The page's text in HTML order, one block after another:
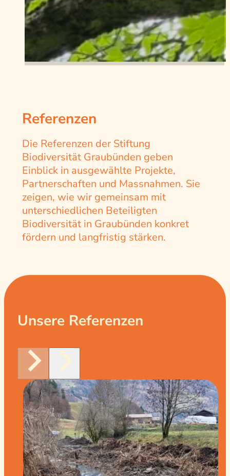
Referenzen
Die Referenzen der Stiftung
Biodiversität Graubünden geben
Einblick in ausgewählte Projekte,
Partnerschaften und Massnahmen. Sie
zeigen, wie wir gemeinsam mit
unterschiedlichen Beteiligten
Biodiversität in Graubünden konkret
fördern und langfristig stärken.
Unsere Referenzen